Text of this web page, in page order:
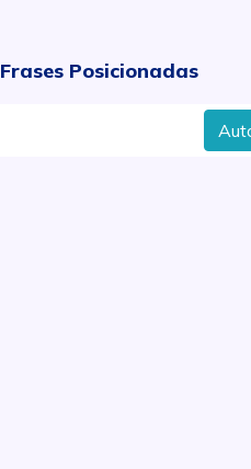
Frases Posicionadas
Auto